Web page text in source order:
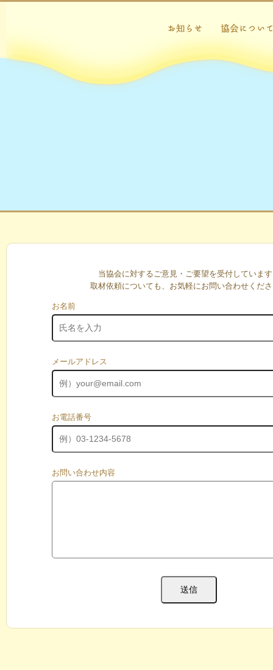
協会について
当協会に対するご意見・ご要望を受付していま
取材依頼についても、お気軽にお問い合わせくだ
お名前
メールアドレス
お電話番号
お問い合わせ内容